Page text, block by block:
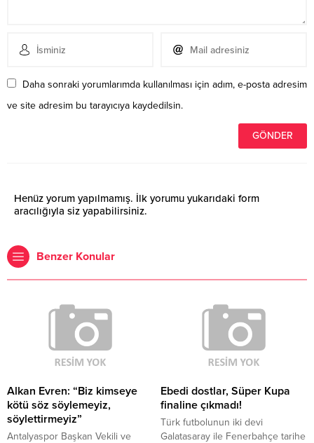
Daha sonraki yorumlarımda kullanılması için adım, e-posta adresim
ve site adresim bu tarayıcıya kaydedilsin.
Henüz yorum yapılmamış. İlk yorumu yukarıdaki form
aracılığıyla siz yapabilirsiniz.
Benzer Konular
Alkan Evren: “Biz kimseye
kötü söz söylemeyiz,
söylettirmeyiz”
Antalyaspor Başkan Vekili ve
Ebedi dostlar, Süper Kupa
finaline çıkmadı!
Türk futbolunun iki devi
Galatasaray ile Fenerbahçe tarihe